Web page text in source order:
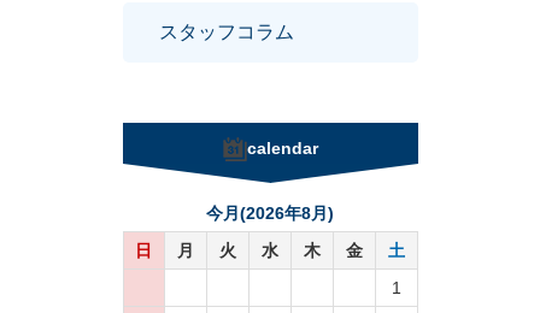
スタッフコラム
calendar
今月(2026年8月)
日
月 火 水 木 金
土
1